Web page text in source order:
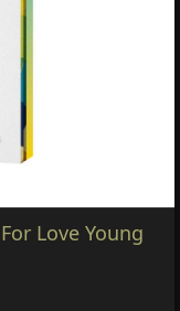
Love Young